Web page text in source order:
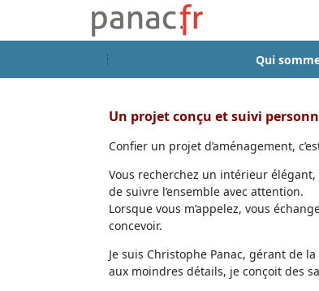
Qui
Un projet conçu et suivi
Confier un projet d’aménagement,
Vous recherchez un intérieur
de suivre l’ensemble avec attention.
Lorsque vous m’appelez, vous
concevoir.
Je suis Christophe Panac, gérant de
aux moindres détails, je conçoit des